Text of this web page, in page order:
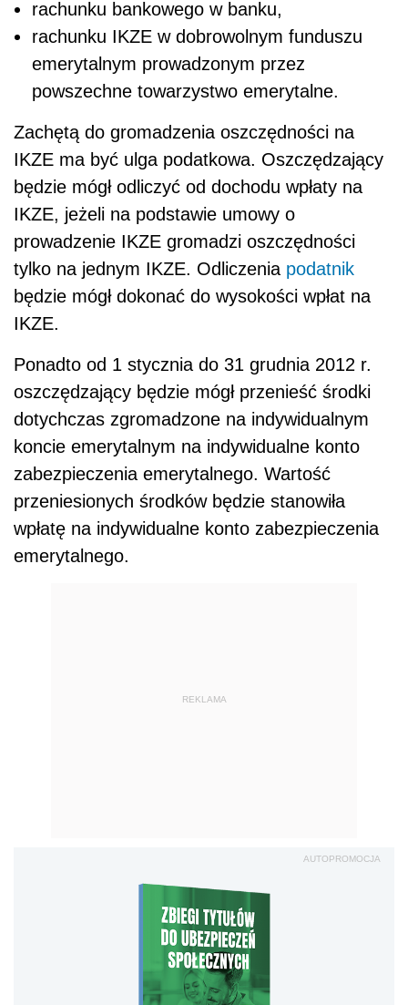
rachunku bankowego w banku,
rachunku IKZE w dobrowolnym funduszu
emerytalnym prowadzonym przez
powszechne towarzystwo emerytalne.
Zachętą do gromadzenia oszczędności na
IKZE ma być ulga podatkowa. Oszczędzający
będzie mógł odliczyć od dochodu wpłaty na
IKZE, jeżeli na podstawie umowy o
prowadzenie IKZE gromadzi oszczędności
tylko na jednym IKZE. Odliczenia podatnik
będzie mógł dokonać do wysokości wpłat na
IKZE.
Ponadto od 1 stycznia do 31 grudnia 2012 r.
oszczędzający będzie mógł przenieść środki
dotychczas zgromadzone na indywidualnym
koncie emerytalnym na indywidualne konto
zabezpieczenia emerytalnego. Wartość
przeniesionych środków będzie stanowiła
wpłatę na indywidualne konto zabezpieczenia
emerytalnego.
REKLAMA
AUTOPROMOCJA